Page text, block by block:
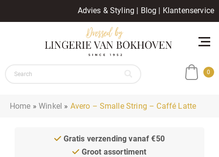
Advies & Styling | Blog | Klantenservice
0
Home »Winkel » Avero – Smalle String – Caffé Latte
Gratis verzending vanaf €50
Groot assortiment